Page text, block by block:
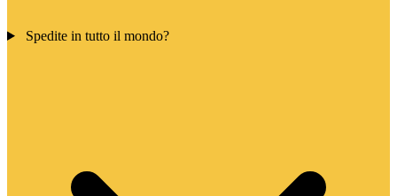
Spedite in tutto il mondo?